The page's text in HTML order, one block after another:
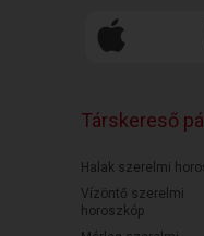
Társkereső
Halak szerelmi
Vízöntő szerelmi
horoszkóp